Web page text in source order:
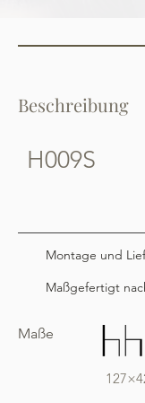
Beschreibung
H009S
Montage und
Maßgefertigt
Maße